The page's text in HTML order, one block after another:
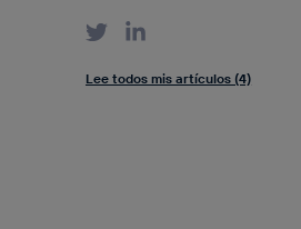
Lee todos mis artículos (4)